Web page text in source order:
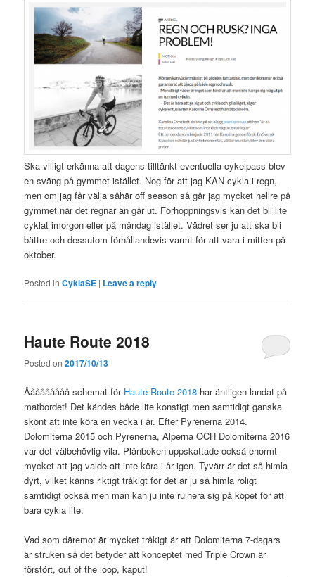
Ska villigt erkänna att dagens tilltänkt eventuella cykelpass blev
en sväng på gymmet istället. Nog för att jag KAN cykla i regn,
men om jag får välja såhär off season så går jag mycket hellre på
gymmet när det regnar än går ut. Förhoppningsvis kan det bli lite
cyklat imorgon eller på måndag istället. Vädret ser ju att ska bli
bättre och dessutom förhållandevis varmt för att vara i mitten på
oktober.
Posted in CyklaSE | Leave a reply
Haute Route 2018
Posted on2017/10/13
Ååååååååå schemat för Haute Route 2018 har äntligen landat på
matbordet! Det kändes både lite konstigt men samtidigt ganska
skönt att inte köra en vecka i år. Efter Pyrenerna 2014.
Dolomiterna 2015 och Pyrenerna, Alperna OCH Dolomiterna 2016
var det välbehövlig vila. Plånboken uppskattade också enormt
mycket att jag valde att inte köra i år igen. Tyvärr är det så himla
dyrt, vilket känns riktigt tråkigt för det är ju så himla roligt
samtidigt också men man kan ju inte ruinera sig på köpet för att
bara cykla lite.
Vad som däremot är mycket tråkigt är att Dolomiterna 7-dagars
är struken så det betyder att konceptet med Triple Crown är
förstört, out of the loop, kaput!